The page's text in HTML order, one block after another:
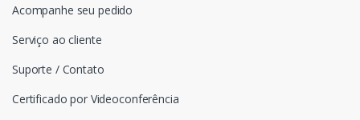
Acompanhe seu pedido
Serviço ao cliente
Suporte / Contato
Certificado por Videoconferência